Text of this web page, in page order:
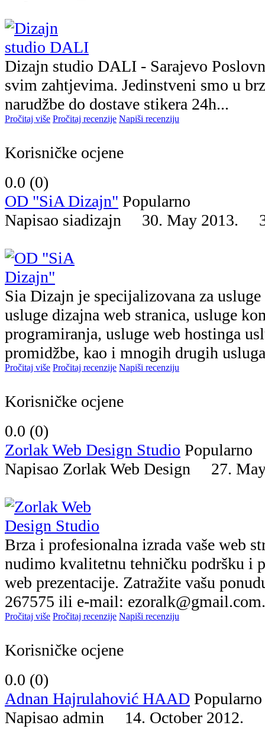
Dizajn studio DALI - Sarajevo
svim zahtjevima. Jedinstveni smo u
narudžbe do dostave stikera 24h...
Pročitaj više Pročitaj recenzije Napiši recenziju
Korisničke ocjene
0.0 (0)
OD "SiA Dizajn" Popularno
Napisao siadizajn 30. May 2013.
Sia Dizajn je specijalizovana za
usluge dizajna web stranica, usluge
programiranja, usluge web hostinga
promidžbe, kao i mnogih drugih
Pročitaj više Pročitaj recenzije Napiši recenziju
Korisničke ocjene
0.0 (0)
Zorlak Web Design Studio Popularno
Napisao Zorlak Web Design 27.
Brza i profesionalna izrada vaše web
nudimo kvalitetnu tehničku podršku i
web prezentacije. Zatražite vašu
267575 ili e-mail:
Pročitaj više Pročitaj recenzije Napiši recenziju
Korisničke ocjene
0.0 (0)
Adnan Hajrulahović HAAD Popularno
Napisao admin 14. October 2012.